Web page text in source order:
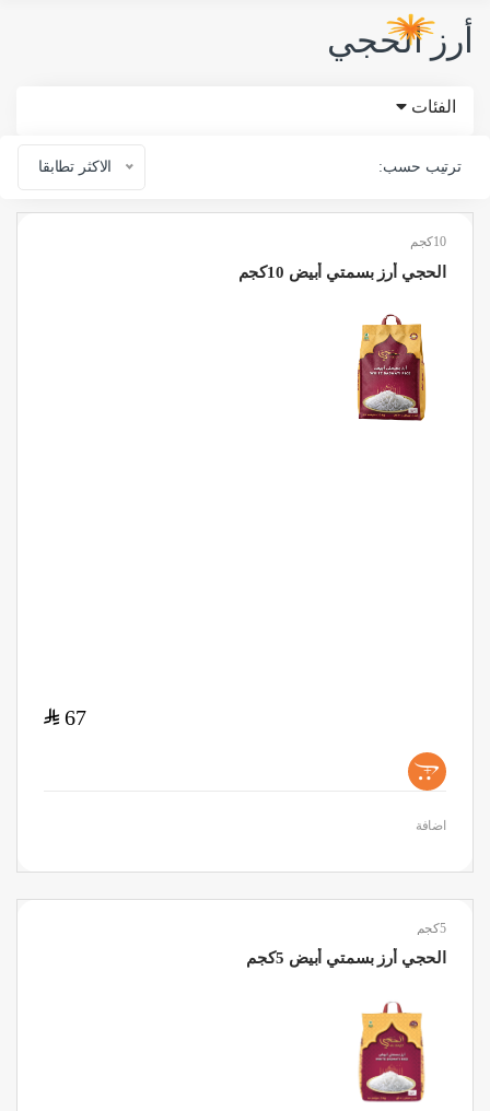
أرز الحجي
الفئات
ترتيب حسب: الاكثر تطابقا
10كجم
الحجي أرز بسمتي أبيض 10كجم
67
$
+
اضافة
5كجم
الحجي أرز بسمتي أبيض 5كجم